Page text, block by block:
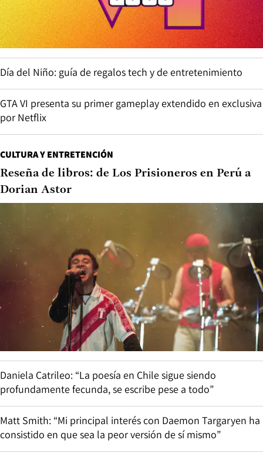
Día del Niño: guía de regalos tech y de entretenimiento
GTA VI presenta su primer gameplay extendido en exclusiva
por Netflix
CULTURA Y ENTRETENCIÓN
Reseña de libros: de Los Prisioneros en Perú a
Dorian Astor
Daniela Catrileo: “La poesía en Chile sigue siendo
profundamente fecunda, se escribe pese a todo”
Matt Smith: “Mi principal interés con Daemon Targaryen ha
consistido en que sea la peor versión de sí mismo”